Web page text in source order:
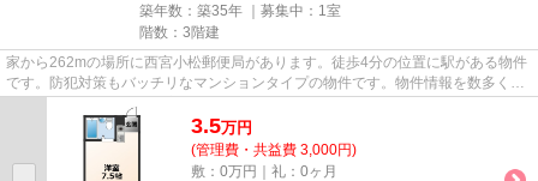
築年数：築35年 ｜募集中： 1室
階数：3階建
家から262mの場所に西宮小松郵便局があります。徒歩4分の位置に駅がある物件
です。防犯対策もバッチリなマンションタイプの物件です。物件情報を数多く取
り揃えている当社は、お客様の...
3.5万円
(管理費・共益費 3,000円)
敷：0万円｜礼：0ヶ月